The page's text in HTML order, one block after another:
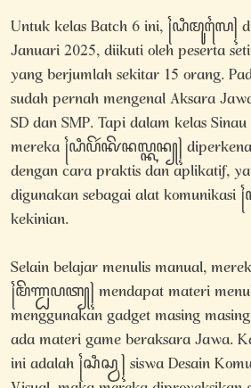
Untuk kelas Batch 6 ini, ꧌ꦝꦶꦩꦸꦭꦻ꧍
Januari 2025, diikuti oleh peserta
yang berjumlah sekitar 15 orang.
sudah pernah mengenal Aksara
SD dan SMP. Tapi dalam kelas
mereka ꧌ꦝꦶꦥꦼꦂꦑꦼꦤꦭ꧀ꦏꦤ꧀꧍
dengan cara praktis dan aplikatif,
digunakan sebagai alat
kekinian.
Selain belajar menulis manual,
꧌ꦩꦼꦟ꧀ꦝꦥꦠ꧀꧍ mendapat materi
menggunakan gadget masing
ada materi game beraksara Jawa.
ini adalah ꧌ꦱꦶꦱ꧀ꦮ꧍ siswa Desain